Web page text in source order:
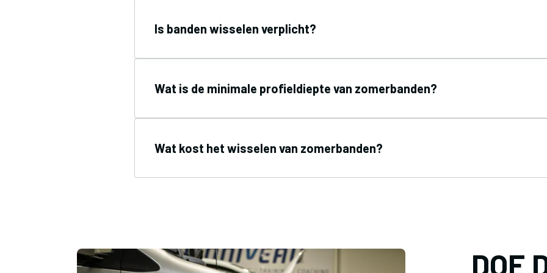
Is banden wisselen verplicht?
Wat is de minimale profieldiepte van zomerbanden?
Wat kost het wisselen van zomerbanden?
DOE